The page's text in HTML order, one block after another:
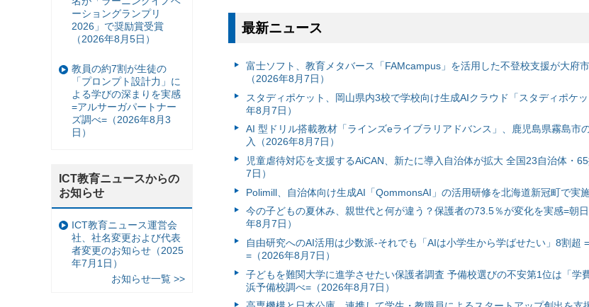
最新ニュース
富⼠ソフト、教育メタバース「FAMcampus」を活用した不登校支援が大府
（2026年8月7日）
スタディポケット、岡山県内3校で学校向け生成AIクラウド「スタディポケ
年8月7日）
AI 型ドリル搭載教材「ラインズeライブラリアドバンス」、鹿児島県霧島市
入（2026年8月7日）
児童虐待対応を支援するAiCAN、新たに導入自治体が拡大 全国23自治体・
7日）
Polimill、自治体向け生成AI「QommonsAI」の活用研修を北海道新冠町で実
今の子どもの夏休み、親世代と何が違う？保護者の73.5％が変化を実感=朝
年8月7日）
自由研究へのAI活用は少数派-それでも「AIは小学生から学ばせたい」8割超
=（2026年8月7日）
子どもを難関大学に進学させたい保護者調査 予備校選びの不安第1位は「学
浜予備校調べ=（2026年8月7日）
ーショングランプリ
2026」で奨励賞受賞
（2026年8月5日）
教員の約7割が生徒の
「プロンプト設計力」に
よる学びの深まりを実感
=アルサーガパートナー
ズ調べ=（2026年8月3
日）
ICT教育ニュースからの
お知らせ
ICT教育ニュース運営会
社、社名変更および代表
者変更のお知らせ（2025
年7月1日）
お知らせ一覧 >>